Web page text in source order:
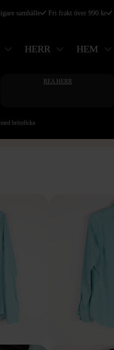
samhälle Fri frakt över 990 kr
HERR HEM
REA HERR
bröstficka